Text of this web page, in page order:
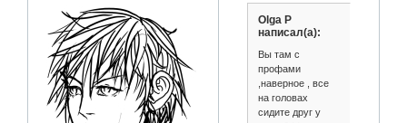
Olga P
написал(а):
Вы там с
профами
,наверное , все
на головах
сидите друг у